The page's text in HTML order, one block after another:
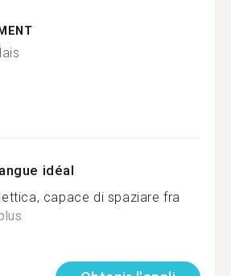
idéal
capace di spaziare fra